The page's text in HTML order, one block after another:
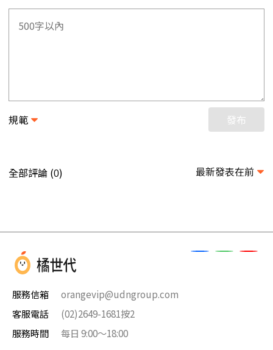
規範 發布
全部評論 (0) 最新發表在前
服務信箱
orangevip@udngroup.com
客服電話
(02)2649-1681按2
服務時間
每日 9:00～18:00